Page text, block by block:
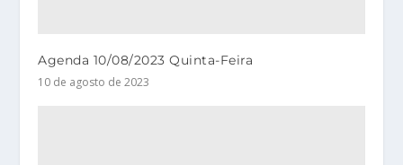
Agenda 10/08/2023 Quinta-Feira
10 de agosto de 2023